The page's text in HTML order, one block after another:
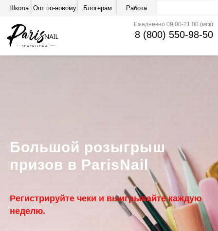
Ежедневно 09:00-21:00 (мск)
8 (800) 550-98-50
Школа Опт по-новому Блогерам Работа
Большой розыгрыш
призов в ParisNail
Регистрируйте чеки и выигрывайте каждую
неделю.